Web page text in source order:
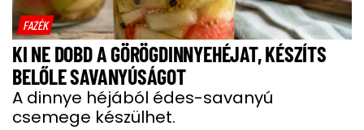
FAZÉK
KI NE DOBD A GÖRÖGDINNYEHÉJAT, KÉSZÍTS
BELŐLE SAVANYÚSÁGOT
A dinnye héjából édes-savanyú
csemege készülhet.